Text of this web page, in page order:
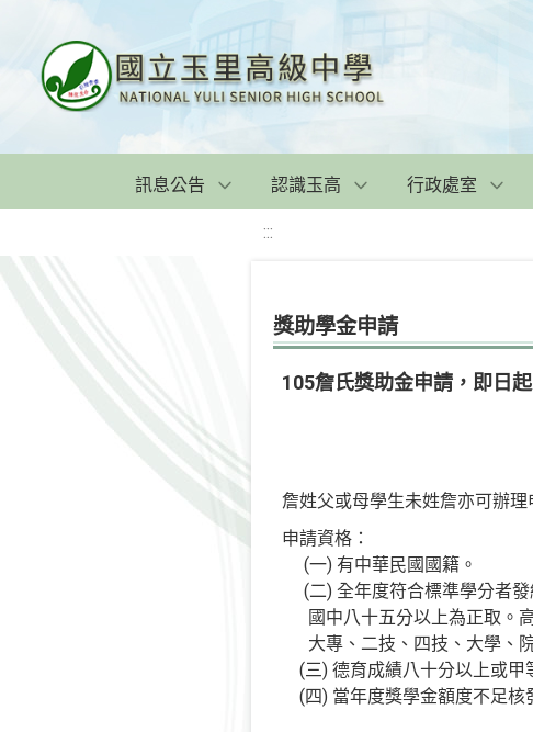
訊息公告 認識玉高 行政處室
:::
獎助學金申請
105詹氏獎助金申請，即日
詹姓父或母學生未姓詹亦可辦理
申請資格：
(一) 有中華民國國籍。
(二) 全年度符合標準學分者
國中八十五分以上為正取。
大專、二技、四技、大學、
(三) 德育成績八十分以上或甲
(四) 當年度獎學金額度不足核